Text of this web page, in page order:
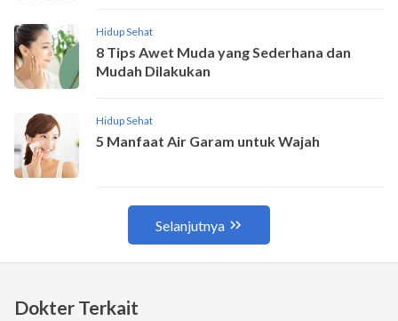
Dokter Terkait